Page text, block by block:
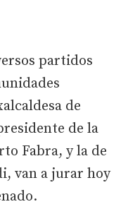
partidos
de
de la
Fabra, y la de
van a jurar hoy